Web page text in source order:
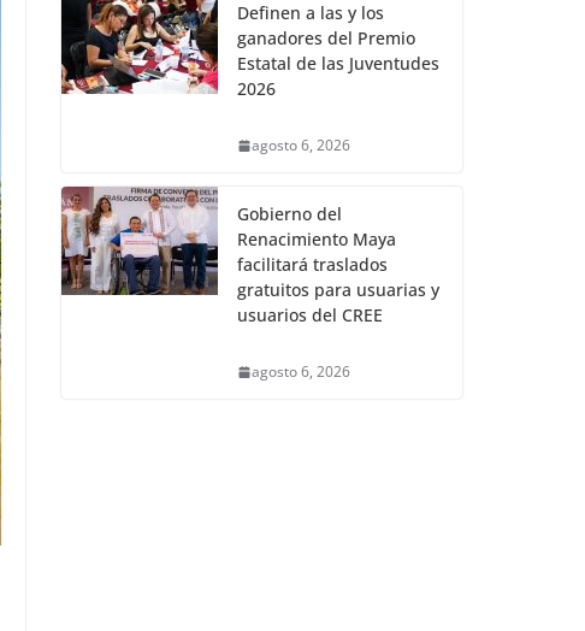
Definen a las y los
ganadores del Premio
Estatal de las Juventudes
2026
agosto 6, 2026
Gobierno del
Renacimiento Maya
facilitará traslados
gratuitos para usuarias y
usuarios del CREE
agosto 6, 2026